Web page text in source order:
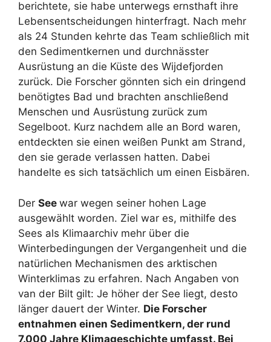
berichtete, sie habe unterwegs ernsthaft ihre
Lebensentscheidungen hinterfragt. Nach mehr
als 24 Stunden kehrte das Team schließlich mit
den Sedimentkernen und durchnässter
Ausrüstung an die Küste des Wijdefjorden
zurück. Die Forscher gönnten sich ein dringend
benötigtes Bad und brachten anschließend
Menschen und Ausrüstung zurück zum
Segelboot. Kurz nachdem alle an Bord waren,
entdeckten sie einen weißen Punkt am Strand,
den sie gerade verlassen hatten. Dabei
handelte es sich tatsächlich um einen Eisbären.
Der See war wegen seiner hohen Lage
ausgewählt worden. Ziel war es, mithilfe des
Sees als Klimaarchiv mehr über die
Winterbedingungen der Vergangenheit und die
natürlichen Mechanismen des arktischen
Winterklimas zu erfahren. Nach Angaben von
van der Bilt gilt: Je höher der See liegt, desto
länger dauert der Winter. Die Forscher
entnahmen einen Sedimentkern, der rund
7.000 Jahre Klimageschichte umfasst. Bei